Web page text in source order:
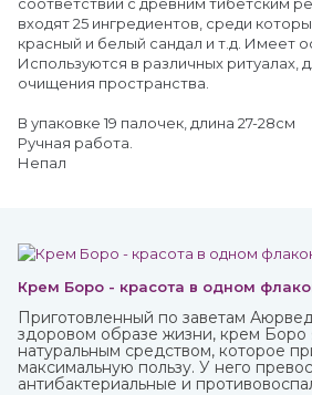
входят 25 ингредиентов, среди
красный и белый сандал и т.д. Имеет
Используются в различных ритуалах,
очищения пространства.
В упаковке 19 палочек, длина 27-28см
Ручная работа.
Непал
Крем Боро - красота в одном
Приготовленный по заветам
здоровом образе жизни, крем Боро
натуральным средством, которое
максимальную пользу. У него
антибактериальные и